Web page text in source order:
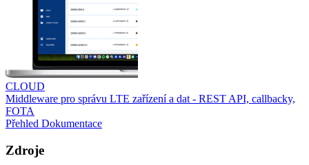
CLOUD
Middleware pro správu LTE zařízení a dat - REST API, callbacky,
FOTA
Přehled Dokumentace
Zdroje